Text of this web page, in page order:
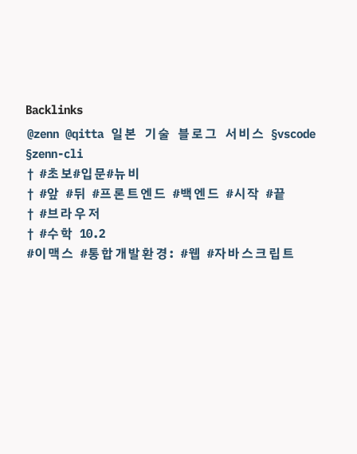
Backlinks
@zenn @qitta 일본 기술 블로그 서비스 §vscode
§zenn-cli
† #초보#입문#뉴비
† #앞 #뒤 #프론트엔드 #백엔드 #시작 #끝
† #브라우저
† #수학 10.2
#이맥스 #통합개발환경: #웹 #자바스크립트